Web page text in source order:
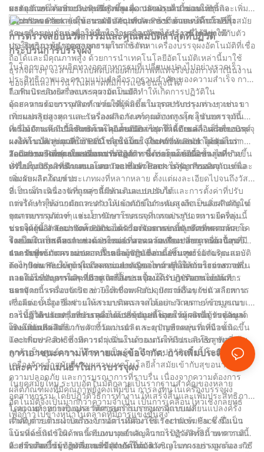
บรรจุภัณฑ์ได้อย่างมีประสิทธิภาพ ความคล่องตัวนี้ช่วยให้ธุรกิจ
สามารถขยายการนำเสนอผลิตภัณฑ์และเข้าถึงตลาดได้กว้างขึ้น
ผลตอบแทนจากการลงทุนที่สูงขึ้นเมื่อเวลาผ่านไป นอกจากนี้
Techflow Pack ยังให้การสนับสนุนหลังการขายและบริการบำรุง
รักษาที่ครอบคลุม เพื่อให้มั่นใจว่าเครื่องจักรจะทำงานได้อย่างมี
ประสิทธิภาพสูงสุดตลอดอายุการใช้งาน
สงสัย ด้วยการเพิ่มประสิทธิภาพสูงสุด ปรับปรุงความแม่นยำ และเพิ่ม
ความปลอดภัยและสุขอนามัย Techflow Pack ด้วยเทคโนโลยีล้ำสมัย
และความมุ่งมั่นต่อความพึงพอใจของลูกค้า ได้สร้างชื่อเสียงให้กับตัว
เองในฐานะผู้นำอุตสาหกรรมในการจัดหาเครื่องบรรจุผงอัตโนมัติที่เชื่อ
ถือได้และมีคุณภาพสูง ด้วยการนำเทคโนโลยีอัตโนมัติเหล่านี้มาใช้
ธุรกิจต่างๆ จะสามารถปลดปล่อยศักยภาพที่แท้จริงของการดำเนินงาน
ของตนและก้าวนำในตลาดที่มีการแข่งขันสูงนี้ได้
การตรวจสอบนวัตกรรมและคุณสมบัติล่าสุดที่ปฏิวัติ
กระบวนการบรรจุผง
ในโลกของการผลิตทางอุตสาหกรรมที่เปลี่ยนแปลงไปอย่างรวดเร็ว
ประสิทธิภาพและความแม่นยำคือรากฐานสำคัญของความสำเร็จ การ
ถือกำเนิดของเครื่องบรรจุผงอัตโนมัติทำให้เกิดการปฏิวัติใน
อุตสาหกรรมบรรจุภัณฑ์ ช่วยให้ผู้ผลิตสามารถปรับปรุงกระบวนการ
เพิ่มผลผลิตสูงสุด และรับรองผลิตภัณฑ์คุณภาพสูงสุด ในบทความนี้
เราได้เจาะลึกนวัตกรรมและคุณสมบัติล่าสุดที่ได้ขับเคลื่อนเครื่องบรรจุ
ผงให้ก้าวไปสู่แถวหน้าของโซลูชันบรรจุภัณฑ์ที่ทันสมัย ​​โดยเน้นว่า
Techflow Pack ขับเคลื่อนการปฏิวัติทางเทคโนโลยีนี้อย่างไร
1. เพิ่มประสิทธิภาพและความแม่นยำ:
ด้วยความต้องการผลิตภัณฑ์ผงที่เพิ่มขึ้นในอุตสาหกรรมต่างๆ เช่น ยา
การแปรรูปอาหารและเครื่องสำอาง ความต้องการโซลูชันบรรจุภัณฑ์
ที่แม่นยำและมีประสิทธิภาพไม่เคยมีมากไปกว่านี้อีกแล้ว เครื่องบรรจุ
ผงอัตโนมัติ เช่นเดียวกับที่นำเสนอโดย Techflow Pack ได้รับการ
ออกแบบมาเพื่อตอบสนองความต้องการนี้ด้วยคุณสมบัติขั้นสูงที่ช่วย
ปรับปรุงประสิทธิภาพและความแม่นยำในกระบวนการบรรจุ
เครื่องจักรเหล่านี้ใช้เทคโนโลยีล้ำสมัย เช่น โหลดเซลล์อิเล็กทรอนิกส์
และระบบควบคุมที่ใช้ PLC เพื่อให้มั่นใจในความแม่นยำสูงสุดในการ
วัดและการจ่ายผงในปริมาณที่ต้องการ ซึ่งช่วยลดข้อผิดพลาดที่เกิดขึ้น
ทั่วไปในวิธีการเติมแบบแมนนวล ซึ่งช่วยลดการสูญเสียผลิตภัณฑ์และ
เพิ่มผลผลิตโดยรวม
2. มีความยืดหยุ่นและอเนกประสงค์:
เครื่องบรรจุผงที่นำเสนอโดย Techflow Pack ได้รับการออกแบบเพื่อ
รองรับผลิตภัณฑ์ประเภทผงที่หลากหลาย ตั้งแต่ผงละเอียดไปจนถึงวัสดุ
ที่เป็นเม็ด เครื่องจักรเหล่านี้มีหัวเติมแบบปรับได้และการตั้งค่าที่ปรับ
แต่งได้ ทำให้ง่ายต่อการปรับให้เข้ากับข้อกำหนดเฉพาะของผลิตภัณฑ์
ขนาดบรรจุภัณฑ์ และน้ำหนักการบรรจุที่แตกต่างกัน ความยืดหยุ่นนี้
ช่วยให้ผู้ผลิตสามารถตอบสนองความต้องการของลูกค้าที่หลากหลาย
โดยไม่จำเป็นต้องกำหนดค่าใหม่จำนวนมากหรือเปลี่ยนเครื่องจักรที่มี
ราคาแพง
3. การดำเนินงานที่ถูกสุขลักษณะและปลอดภัย:
การรักษาสุขอนามัยและความปลอดภัยในระดับสูงถือเป็นสิ่งสำคัญใน
อุตสาหกรรมต่างๆ เช่น ยารักษาโรคและการแปรรูปอาหาร เครื่อง
บรรจุผงของ Techflow Pack ได้รับการออกแบบทางวิศวกรรมด้วยโค
รงสเตนเลสสตีลและส่วนประกอบที่สอดคล้องกับมาตรฐานด้านสุข
อนามัยที่เข้มงวด นอกจากนี้ เครื่องจักรเหล่านี้ยังมาพร้อมกับคุณสมบัติ
ต่างๆ เช่น ระบบดูดฝุ่นและหน่วยกรองอากาศ เพื่อให้มั่นใจว่าสภาพ
แวดล้อมที่สะอาดและปราศจากสิ่งปนเปื้อนในระหว่างกระบวนการ
บรรจุ
นอกจากนี้ ลักษณะอัตโนมัติของเครื่องจักรเหล่านี้ยังช่วยลดความ
จำเป็นในการแทรกแซงด้วยตนเอง ลดความเสี่ยงของการปนเปื้อนข้าม
และรับประกันความปลอดภัยของผู้ปฏิบัติงาน เซ็นเซอร์อัจฉริยะและ
กลไกป้อนกลับให้การตรวจสอบแบบเรียลไทม์ ทำให้สามารถตรวจจับ
และแก้ไขปัญหาใดๆ ที่อาจเกิดขึ้นระหว่างการปฏิบัติงานได้ทันที
4. การบูรณาการอย่างราบรื่นและการเชื่อมต่อขั้นสูง:
Techflow Pack เข้าใจถึงความสำคัญของการบูรณาการอย่างราบรื่น
ภายในระบบการผลิตที่มีอยู่ เครื่องบรรจุผงได้รับการออกแบบด้วย
สถาปัตยกรรมแบบเปิด ช่วยให้เชื่อมต่อกับอุปกรณ์อื่นๆ เช่น สายพาน
ลำเลียง เครื่องปิดฝา และระบบติดฉลากได้อย่างง่ายดาย การบูรณา
การนี้ช่วยปรับปรุงกระบวนการบรรจุภัณฑ์โดยรวม ลดปัญหาคอขวด
และเพิ่มผลผลิต
นอกจากนี้ เครื่องจักรของ Techflow Pack ยังมาพร้อมกับตัวเลือกการ
เชื่อมต่อขั้นสูง ซึ่งช่วยให้สามารถตรวจสอบและวิเคราะห์ข้อมูลแบบเรี
ยลไทม์ได้ แนวทางที่ขับเคลื่อนด้วยข้อมูลนี้ช่วยให้ผู้ผลิตได้รับข้อมูล
เชิงลึกอันมีค่าเกี่ยวกับตัวชี้วัดการผลิต ระบุปัญหาคอขวดที่อาจเกิดขึ้น
และเพิ่มประสิทธิภาพการดำเนินงานของตนให้มีประสิทธิภาพสูงสุด
การปฏิวัติของเครื่องบรรจุผงได้เปลี่ยนแปลงอุตสาหกรรมบรรจุภัณฑ์
โดยมอบประสิทธิภาพ ความแม่นยำ และความยืดหยุ่นที่เหนือชั้น
Techflow Pack ซึ่งมีความมุ่งมั่นในด้านนวัตกรรมและโซลูชันที่เน้น
ลูกค้าเป็นศูนย์กลาง ได้กลายเป็นผู้นำในการปฏิวัติครั้งนี้ โดยจัดหา
เครื่องจักรล้ำสมัยที่ผสมผสานเทคโนโลยีล้ำสมัยเข้ากับสุขอนามัย
ความปลอดภัย และการบูรณาการที่ราบรื่น เนื่องจากความต้องการ
ผลิตภัณฑ์ผงที่มีคุณภาพยังคงเพิ่มขึ้น การลงทุนในเครื่องบรรจุผง
อัตโนมัติจึงเป็นมากกว่าความจำเป็น เป็นการเคลื่อนไหวเชิงกลยุทธ์
เพื่อก้าวไปข้างหน้าในตลาดที่มีการแข่งขันสูง
การเอาชนะความท้าทายและข้อจำกัด: การเพิ่มประสิทธิภาพ
และความแม่นยำในการบรรจุผง
ในยุคสมัยใหม่ ระบบอัตโนมัติกลายเป็นรากฐานสำคัญของหลาย
อุตสาหกรรม โดยปฏิวัติวิธีการทำงานให้เสร็จสิ้นและเพิ่มประสิทธิภาพ
โดยเฉพาะอย่างยิ่งอุตสาหกรรมการบรรจุผง มีการเปลี่ยนแปลงครั้ง
สำคัญด้วยการนำเครื่องจักรอัตโนมัติมาใช้ Techflow Pack ซึ่งเป็น
แบรนด์ชั้นนำในด้านนี้ มีบทบาทสำคัญในการปฏิวัติครั้งนี้ บทความนี้
จะสำรวจความท้าทายและข้อจำกัดที่ต้องเผชิญในการบรรจุผง และวิธี
1. ความท้าทายทางประวัติศาสตร์ในการบรรจุแบบผง:
เดิมที การเติมผงเป็นกระบวนการที่ต้องใช้แรงงานเข้มข้น ซึ่งมีแนว
โน้มที่จะเกิดข้อผิดพลาดของมนุษย์และความไร้ประสิทธิภาพ การเติม
ด้วยมือต้องใช้ผู้ปฏิบัติงานที่มีทักษะในการวัดและเทผงอย่างถูกต้อง ส่ง
2. การเกิดขึ้นของเครื่องบรรจุผงอัตโนมัติ: